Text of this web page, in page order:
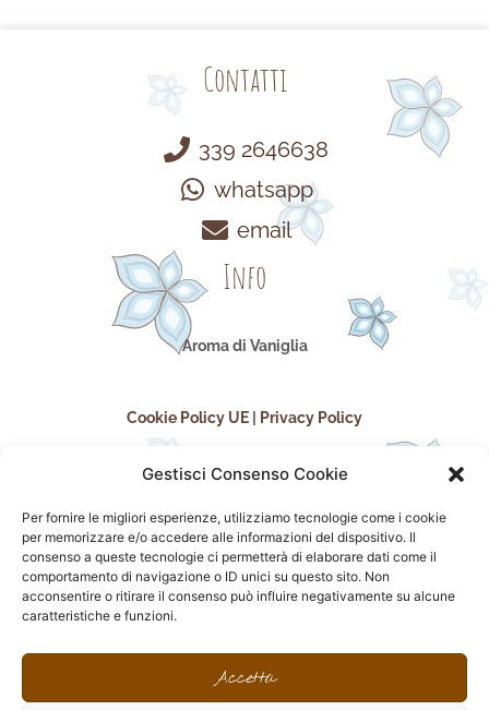
Gestisci Consenso Cookie
Per fornire le migliori esperienze, utilizziamo tecnologie come i cookie
per memorizzare e/o accedere alle informazioni del dispositivo. Il
consenso a queste tecnologie ci permetterà di elaborare dati come il
comportamento di navigazione o ID unici su questo sito. Non
acconsentire o ritirare il consenso può influire negativamente su alcune
caratteristiche e funzioni.
Accetta
Contatti
339 2646638
whatsapp
email
Info
Aroma di Vaniglia
Cookie Policy UE | Privacy Policy
seguici sui social
F
I
n
P
i
F